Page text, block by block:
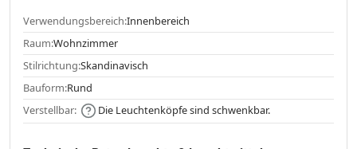
Verwendungsbereich:Innenbereich
Raum:Wohnzimmer
Stilrichtung:Skandinavisch
Bauform:Rund
Verstellbar:
Die Leuchtenköpfe sind schwenkbar.